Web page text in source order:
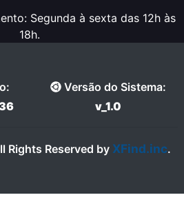
Segunda à sexta das 12h às
18h.
Versão do Sistema:
v_1.0
Reserved by XFind.inc.